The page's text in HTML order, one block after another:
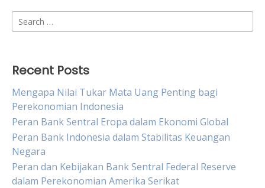
Search
for:
Recent Posts
Mengapa Nilai Tukar Mata Uang Penting bagi
Perekonomian Indonesia
Peran Bank Sentral Eropa dalam Ekonomi Global
Peran Bank Indonesia dalam Stabilitas Keuangan
Negara
Peran dan Kebijakan Bank Sentral Federal Reserve
dalam Perekonomian Amerika Serikat